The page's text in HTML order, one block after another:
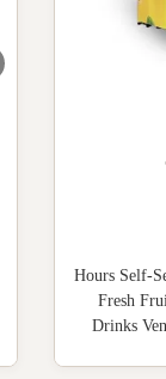
24 Hours
Fresh
Drinks